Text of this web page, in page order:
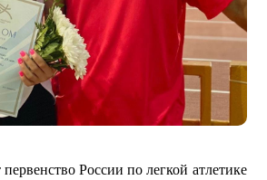
России по легкой атлетике